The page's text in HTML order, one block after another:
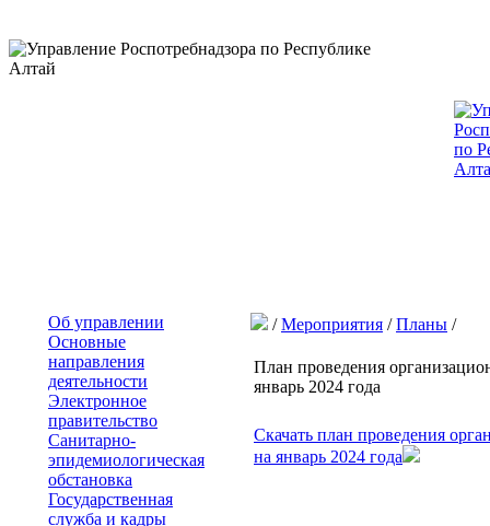
Об управлении
Основные
направления
деятельности
Электронное
правительство
Санитарно-
эпидемиологическая
обстановка
Государственная
служба и кадры
/Мероприятия /Планы /
План проведения
январь 2024 года
Скачать план проведения
на январь 2024 года